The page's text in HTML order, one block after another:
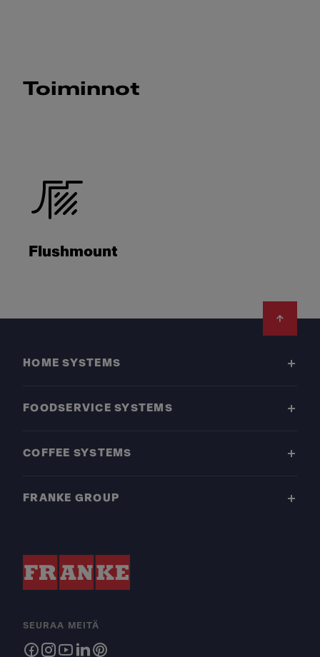
Toiminnot
Flushmount
HOME SYSTEMS
FOODSERVICE SYSTEMS
COFFEE SYSTEMS
FRANKE GROUP
SEURAA MEITÄ